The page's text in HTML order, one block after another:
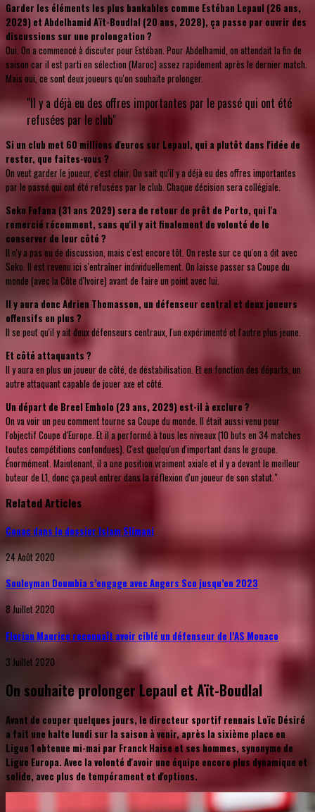
Garder les éléments les plus bankables comme Estéban Lepaul (26 ans,
2029) et Abdelhamid Aït-Boudlal (20 ans, 2028), ça passe par ouvrir des
discussions sur une prolongation ?
Oui. On a commencé à discuter pour Estéban. Pour Abdelhamid, on attendait la fin de
saison car il est parti en sélection (Maroc) assez rapidement après le dernier match.
Mais oui, ce sont deux joueurs qu'on souhaite prolonger.
"Il y a déjà eu des offres importantes par le passé qui ont été
refusées par le club"
Si un club met 60 millions d'euros sur Lepaul, qui a plutôt dans l'idée de
rester, que faites-vous ?
On veut garder le joueur, c'est clair. On sait qu'il y a déjà eu des offres importantes
par le passé qui ont été refusées par le club. Chaque décision sera collégiale.
Seko Fofana (31 ans 2029) sera de retour de prêt de Porto, qui l'a
remercié récemment, sans qu'il y ait finalement de volonté de le
conserver de leur côté ?
Il n'y a pas eu de discussion, mais c'est encore tôt. On reste sur ce qu'on a dit avec
Seko. Il est revenu ici s'entraîner individuellement. On laisse passer sa Coupe du
monde (avec la Côte d'Ivoire) avant de faire un point avec lui.
Il y aura donc Adrien Thomasson, un défenseur central et deux joueurs
offensifs en plus ?
Il se peut qu'il y ait deux défenseurs centraux, l'un expérimenté et l'autre plus jeune.
Et côté attaquants ?
Il y aura en plus un joueur de côté, de déstabilisation. Et en fonction des départs, un
autre attaquant capable de jouer axe et côté.
Un départ de Breel Embolo (29 ans, 2029) est-il à exclure ?
On va voir un peu comment tourne sa Coupe du monde. Il était aussi venu pour
l'objectif Coupe d'Europe. Et il a performé à tous les niveaux (10 buts en 34 matches
toutes compétitions confondues). C'est quelqu'un d'important dans le groupe.
Énormément. Maintenant, il a une position vraiment axiale et il y a devant le meilleur
buteur de L1, donc ça peut entrer dans la réflexion d'un joueur de son statut."
Related Articles
Couac dans le dossier Islam Slimani
24 Août 2020
Souleyman Doumbia s’engage avec Angers Sco jusqu’en 2023
8 Juillet 2020
Florian Maurice reconnaît avoir ciblé un défenseur de l’AS Monaco
3 Juillet 2020
On souhaite prolonger Lepaul et Aït-Boudlal
Avant de couper quelques jours, le directeur sportif rennais Loïc Désiré
a fait une halte lundi sur la saison à venir, après la sixième place en
Ligue 1 obtenue mi-mai par Franck Haise et ses hommes, synonyme de
Ligue Europa. Avec la volonté d'avoir une équipe encore plus dynamique et
solide, avec plus de tempérament et d'options.